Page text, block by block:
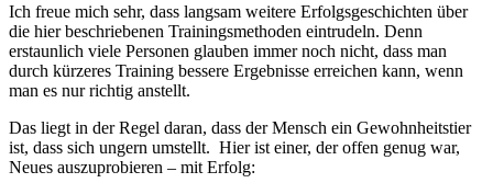
Ich freue mich sehr, dass langsam weitere Erfolgsgeschichten über
die hier beschriebenen Trainingsmethoden eintrudeln. Denn
erstaunlich viele Personen glauben immer noch nicht, dass man
durch kürzeres Training bessere Ergebnisse erreichen kann, wenn
man es nur richtig anstellt.
Das liegt in der Regel daran, dass der Mensch ein Gewohnheitstier
ist, dass sich ungern umstellt. Hier ist einer, der offen genug war,
Neues auszuprobieren – mit Erfolg: